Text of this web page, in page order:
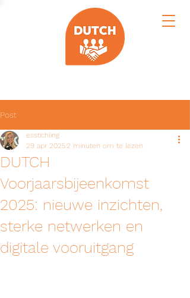
Post
DUTCH
Voorjaarsbijeenkomst
2025: nieuwe inzichten,
sterke netwerken en
digitale vooruitgang
esstichling
29 apr 20252 minuten om te lezen